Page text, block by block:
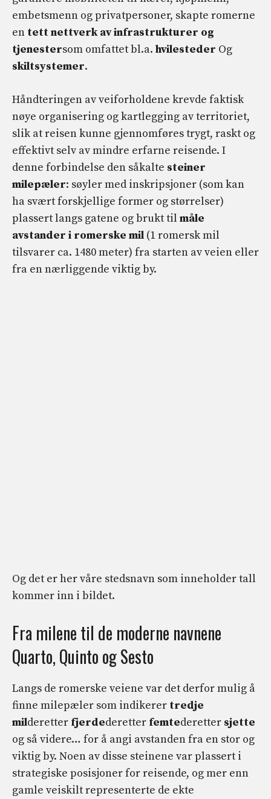
embetsmenn og privatpersoner, skapte romerne
en tett nettverk av infrastrukturer og
tjenestersom omfattet bl.a. hvilesteder Og
skiltsystemer.
Håndteringen av veiforholdene krevde faktisk
nøye organisering og kartlegging av territoriet,
slik at reisen kunne gjennomføres trygt, raskt og
effektivt selv av mindre erfarne reisende. I
denne forbindelse den såkalte steiner
milepæler: søyler med inskripsjoner (som kan
ha svært forskjellige former og størrelser)
plassert langs gatene og brukt til måle
avstander i romerske mil (1 romersk mil
tilsvarer ca. 1480 meter) fra starten av veien eller
fra en nærliggende viktig by.
Og det er her våre stedsnavn som inneholder tall
kommer inn i bildet.
Fra milene til de moderne navnene
Quarto, Quinto og Sesto
Langs de romerske veiene var det derfor mulig å
finne milepæler som indikerer tredje
milderetter fjerdederetter femtederetter sjette
og så videre… for å angi avstanden fra en stor og
viktig by. Noen av disse steinene var plassert i
strategiske posisjoner for reisende, og mer enn
gamle veiskilt representerte de ekte